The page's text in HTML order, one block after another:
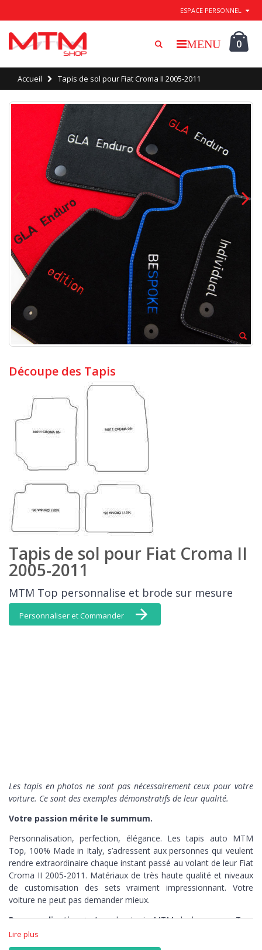
ESPACE PERSONNEL
0
Accueil Tapis de sol pour Fiat Croma II 2005-2011
Découpe des Tapis
Tapis de sol pour Fiat Croma II
2005-2011
MTM Top personnalise et brode sur mesure
Personnaliser et Commander
Les tapis en photos ne sont pas nécessairement ceux pour votre
voiture. Ce sont des exemples démonstratifs de leur qualité.
Votre passion mérite le summum.
Personnalisation, perfection, élégance. Les tapis auto MTM
Top, 100% Made in Italy, s’adressent aux personnes qui veulent
rendre extraordinaire chaque instant passé au volant de leur Fiat
Croma II 2005-2011. Matériaux de très haute qualité et niveaux
de customisation des sets vraiment impressionnant. Votre
voiture ne peut pas demander mieux.
Personnalisation >
Avec les tapis MTM de la gamme Top,
vous avez une infinité de choix de coloris et de matériaux, et, en
Lire plus